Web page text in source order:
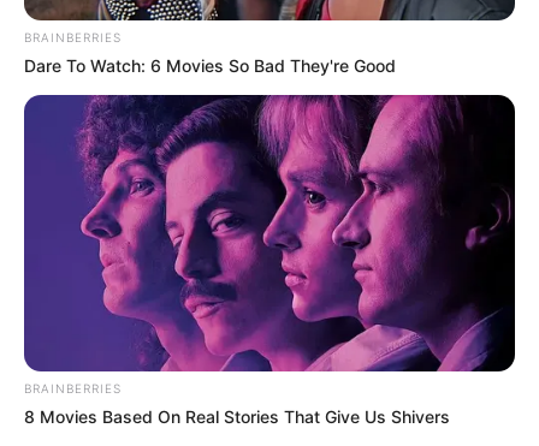
BRAINBERRIES
Dare To Watch: 6 Movies So Bad They're Good
BRAINBERRIES
8 Movies Based On Real Stories That Give Us Shivers